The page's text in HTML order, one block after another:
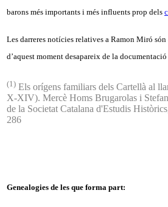
barons més importants i més influents prop dels
Les darreres notícies relatives a Ramon Miró
d’aquest moment desapareix de la documentació
(1) Els orígens familiars dels Cartellà al
X-XIV). Mercè Homs Brugarolas i
de la Societat Catalana d'Estudis
286
Genealogies de les que forma part: